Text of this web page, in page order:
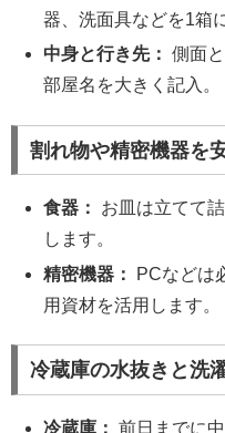
器、洗面具などを1箱
中身と行き先： 側面
部屋名を大きく記入。
割れ物や精密機器を
食器：
お皿は立てて
します。
精密機器：
PCなどは
用資材を活用します。
冷蔵庫の水抜きと洗
冷蔵庫： 前日までに